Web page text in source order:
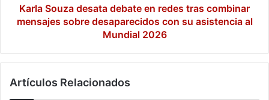
sobre
desaparecidos
asistencia
Mundial
Karla Souza desata debate en redes tras combinar
mensajes sobre desaparecidos con su asistencia al
Mundial 2026
Artículos Relacionados